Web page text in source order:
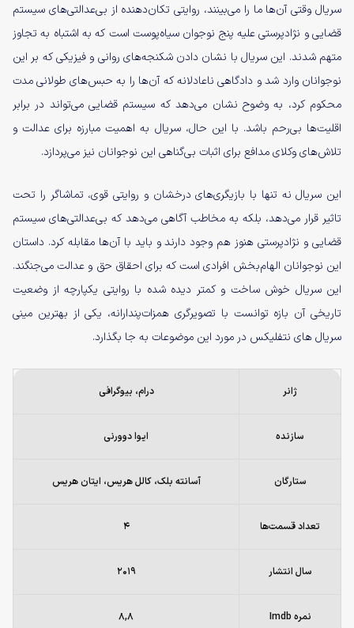
سریال وقتی آن‌ها ما را می‌بینند، روایتی تکان‌دهنده از بی‌عدالتی‌های سیستم
قضایی و نژادپرستی علیه پنج نوجوان سیاه‌پوست است که به اشتباه به تجاوز
متهم شدند. این سریال با نشان دادن شکنجه‌های روانی و فیزیکی که بر این
نوجوانان وارد شد و دادگاهی ناعادلانه که آن‌ها را به حبس‌های طولانی مدت
محکوم کرد، به وضوح نشان می‌دهد که سیستم قضایی می‌تواند در برابر
اقلیت‌ها بی‌رحم باشد. با این حال، سریال به اهمیت مبارزه برای عدالت و
تلاش‌های وکلای مدافع برای اثبات بی‌گناهی این نوجوانان نیز می‌پردازد.
این سریال نه تنها با بازیگری‌های درخشان و روایتی قوی، تماشاگر را تحت
تاثیر قرار می‌دهد، بلکه به مخاطب آگاهی می‌دهد که بی‌عدالتی‌های سیستم
قضایی و نژادپرستی هنوز هم وجود دارند و باید با آن‌ها مقابله کرد. داستان
این نوجوانان الهام‌بخش افرادی است که برای احقاق حق و عدالت می‌جنگند.
این سریال خوش ساخت و کمتر دیده شده با روایتی یکپارچه از وضعیت
تاریخی آن بازه توانست با تصویرگری همزات‌پندارانه، یکی از بهترین مینی
سریال های نتفلیکس در مورد این موضوعات به جا بگذارد.
ژانر درام،‌ بیوگرافی
سازنده ایوا دوورنی
ستارگان آسانته بلک، کالل هریس، ایتان هریس
تعداد قسمت‌ها ۴
سال انتشار ۲۰۱۹
نمره Imdb ۸,۸